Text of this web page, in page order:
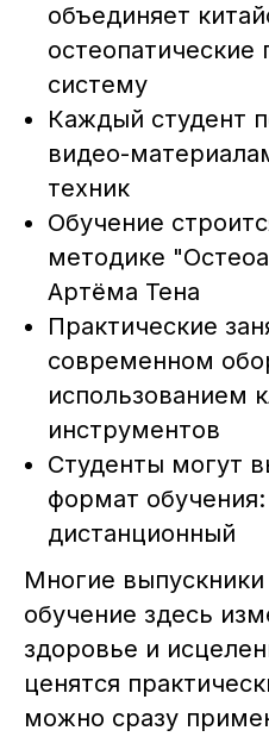
объединяет
систему
Каждый студент
видео-
техник
Обучение
методике
Артёма Тена
Практические
современном
использованием
инструментов
Студенты могут
формат
дистанционный
Многие
обучение здесь
здоровье и
ценятся
можно сразу